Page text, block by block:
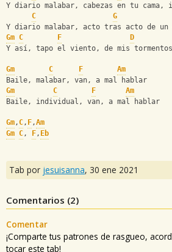
Y diario malabar, cabezas en tu
C
G
Y diario malabar, acto tras acto de un
Gm C F
D
Y así, tapo el viento, de mis
Gm C F
Am
Baile, malabar, van, a mal hablar
Gm
C F
Am
Baile, individual, van, a mal hablar
Gm, C, F,Am
Gm C, F, Eb
Tab por jesuisanna, 30 ene 2021
Comentarios (2)
Comentar
¡Comparte tus patrones de rasgueo,
tocar este tab!